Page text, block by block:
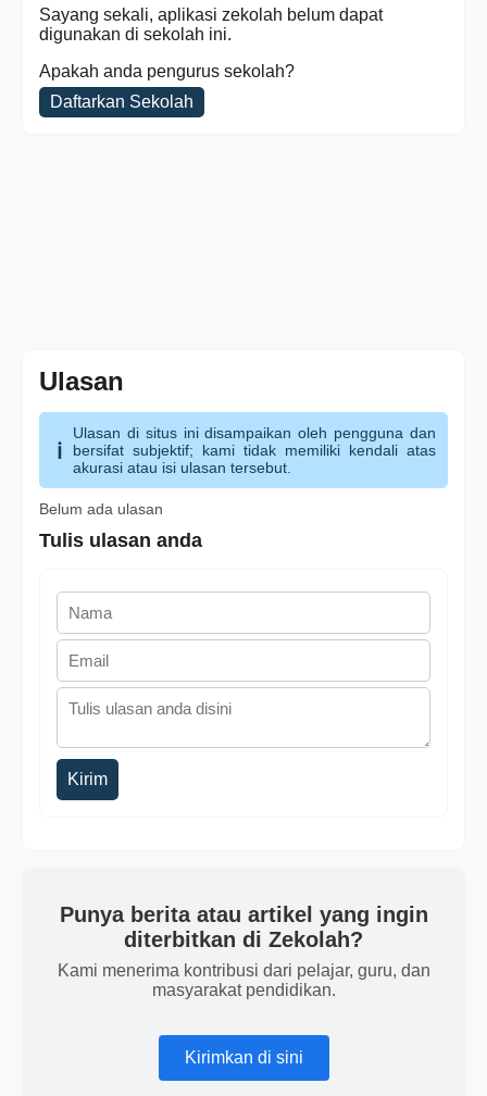
Sayang sekali, aplikasi zekolah belum dapat
digunakan di sekolah ini.
Apakah anda pengurus sekolah?
Daftarkan Sekolah
Ulasan
Ulasan di situs ini disampaikan oleh pengguna dan
bersifat subjektif; kami tidak memiliki kendali atas
akurasi atau isi ulasan tersebut.
Belum ada ulasan
Tulis ulasan anda
Kirim
Punya berita atau artikel yang ingin
diterbitkan di Zekolah?
Kami menerima kontribusi dari pelajar, guru, dan
masyarakat pendidikan.
Kirimkan di sini